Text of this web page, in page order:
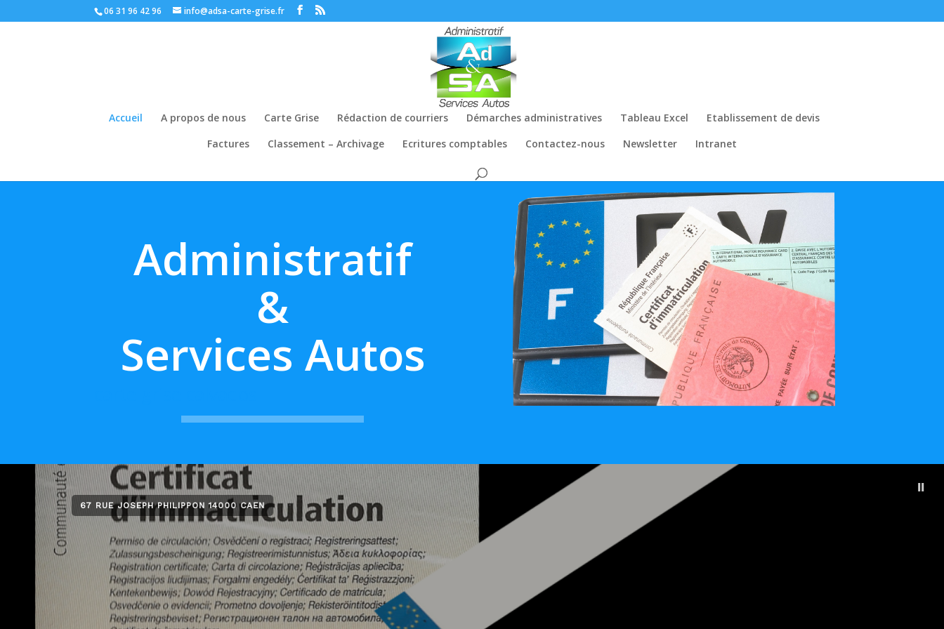
06 31 96 42 96 info@adsa-carte-grise.fr
Accueil A propos de nous Carte Grise Rédaction de courriers Démarches administratives Tableau Excel
Etablissement de devis
Factures
Classement – Archivage Ecritures comptables Contactez-nous Newsletter Intranet
Administratif
&
Services Autos
67 RUE JOSEPH PHILIPPON 14000 CAEN
67 RUE JOSEPH PHILIPPON 14000 CAEN